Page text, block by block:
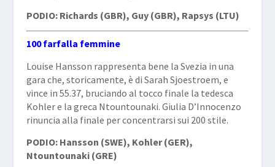
PODIO: Richards (GBR), Guy (GBR), Rapsys (LTU)
100 farfalla femmine
Louise Hansson rappresenta bene la Svezia in una
gara che, storicamente, è di Sarah Sjoestroem, e
vince in 55.37, bruciando al tocco finale la tedesca
Kohler e la greca Ntountounaki. Giulia D’Innocenzo
rinuncia alla finale per concentrarsi sui 200 stile.
PODIO: Hansson (SWE), Kohler (GER),
Ntountounaki (GRE)